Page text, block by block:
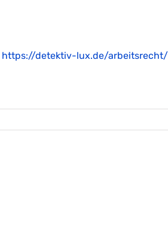
https://detektiv-lux.de/arbeitsrecht/